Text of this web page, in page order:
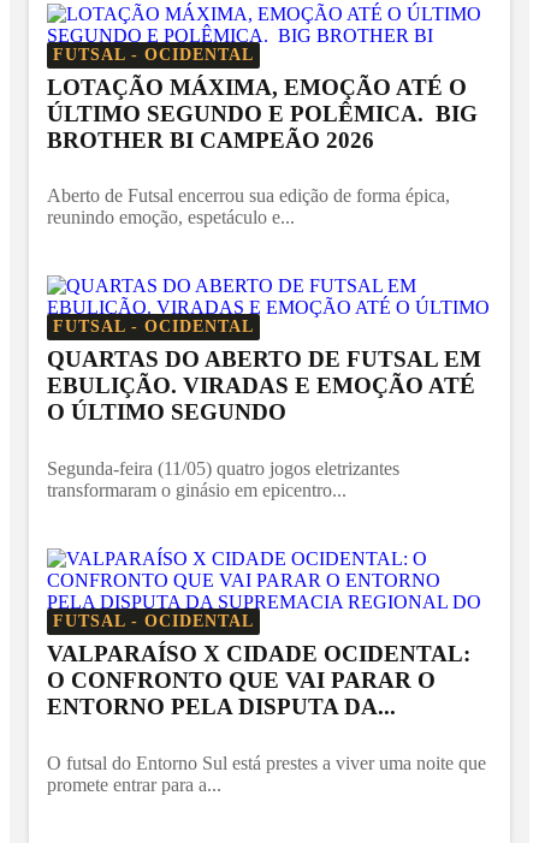
FUTSAL - OCIDENTAL
LOTAÇÃO MÁXIMA, EMOÇÃO ATÉ O
ÚLTIMO SEGUNDO E POLÊMICA. BIG
BROTHER BI CAMPEÃO 2026
Aberto de Futsal encerrou sua edição de forma épica,
reunindo emoção, espetáculo e...
FUTSAL - OCIDENTAL
QUARTAS DO ABERTO DE FUTSAL EM
EBULIÇÃO. VIRADAS E EMOÇÃO ATÉ
O ÚLTIMO SEGUNDO
Segunda-feira (11/05) quatro jogos eletrizantes
transformaram o ginásio em epicentro...
FUTSAL - OCIDENTAL
VALPARAÍSO X CIDADE OCIDENTAL:
O CONFRONTO QUE VAI PARAR O
ENTORNO PELA DISPUTA DA...
O futsal do Entorno Sul está prestes a viver uma noite que
promete entrar para a...